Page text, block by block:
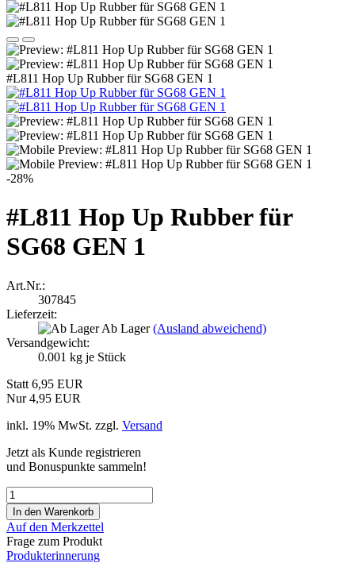
#L811 Hop Up Rubber für SG68 GEN 1
-28%
#L811 Hop Up Rubber für
SG68 GEN 1
Art.Nr.:
307845
Lieferzeit:
Ab Lager(Ausland abweichend)
Versandgewicht:
0.001 kg je Stück
Statt 6,95 EUR
Nur 4,95 EUR
inkl. 19% MwSt. zzgl. Versand
Jetzt als Kunde registrieren
und Bonuspunkte sammeln!
Auf den Merkzettel
Frage zum Produkt
Produkterinnerung